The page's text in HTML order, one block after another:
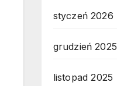
styczeń 2026
grudzień 2025
listopad 2025